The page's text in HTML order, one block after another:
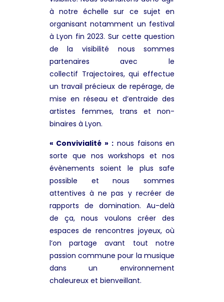
à notre échelle sur ce sujet en
organisant notamment un festival
à Lyon fin 2023. Sur cette question
de la visibilité nous sommes
partenaires avec le
collectif Trajectoires, qui effectue
un travail précieux de repérage, de
mise en réseau et d’entraide des
artistes femmes, trans et non-
binaires à Lyon.
« Convivialité » : nous faisons en
sorte que nos workshops et nos
évènements soient le plus safe
possible et nous sommes
attentives à ne pas y recréer de
rapports de domination. Au-delà
de ça, nous voulons créer des
espaces de rencontres joyeux, où
l’on partage avant tout notre
passion commune pour la musique
dans un environnement
chaleureux et bienveillant.